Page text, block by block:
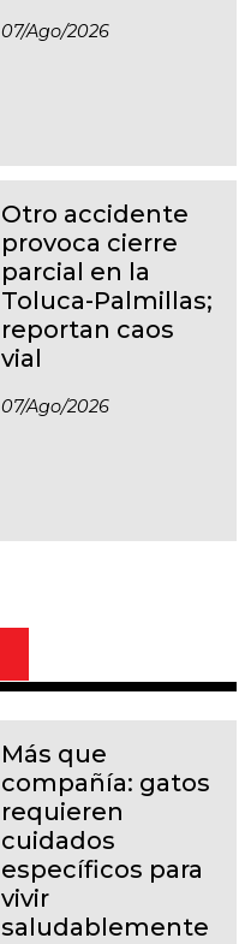
07/ago/2026
Otro accidente
provoca cierre
parcial en la
Toluca-Palmillas;
reportan caos
vial
07/ago/2026
Más que
compañía: gatos
requieren
cuidados
específicos para
vivir
saludablemente